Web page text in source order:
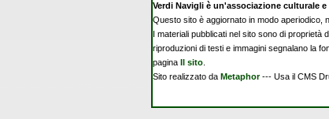
Verdi Navigli è un'associazione culturale
Questo sito è aggiornato in modo aperiodico,
I materiali pubblicati nel sito sono di
riproduzioni di testi e immagini segnalano la
pagina Il sito
Sito realizzato da Metaphor--- Usa il CMS